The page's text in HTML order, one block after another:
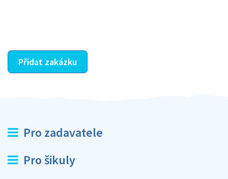
Přidat zakázku
Pro zadavatele
Pro šikuly